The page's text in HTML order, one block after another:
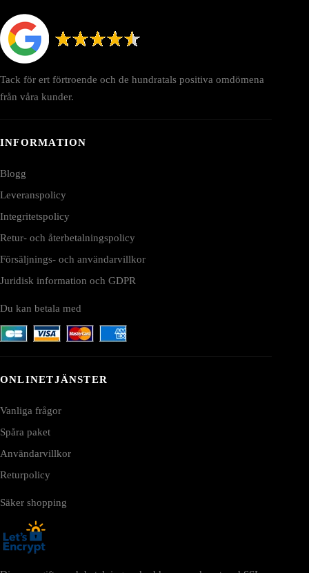
Tack för ert förtroende och de hundratals positiva omdömena
från våra kunder.
INFORMATION
Blogg
Leveranspolicy
Integritetspolicy
Retur- och återbetalningspolicy
Försäljnings- och användarvillkor
Juridisk information och GDPR
Du kan betala med
ONLINETJÄNSTER
Vanliga frågor
Spåra paket
Användarvillkor
Returpolicy
Säker shopping